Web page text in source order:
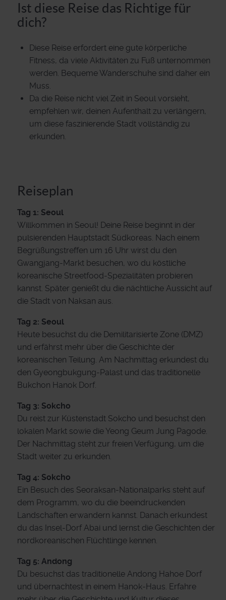
Ist diese Reise das Richtige für
dich?
Diese Reise erfordert eine gute körperliche
Fitness, da viele Aktivitäten zu Fuß unternommen
werden. Bequeme Wanderschuhe sind daher ein
Muss.
Da die Reise nicht viel Zeit in Seoul vorsieht,
empfehlen wir, deinen Aufenthalt zu verlängern,
um diese faszinierende Stadt vollständig zu
erkunden.
Reiseplan
Tag 1: Seoul
Willkommen in Seoul! Deine Reise beginnt in der
pulsierenden Hauptstadt Südkoreas. Nach einem
Begrüßungstreffen um 16 Uhr wirst du den
Gwangjang-Markt besuchen, wo du köstliche
koreanische Streetfood-Spezialitäten probieren
kannst. Später genießt du die nächtliche Aussicht auf
die Stadt von Naksan aus.
Tag 2: Seoul
Heute besuchst du die Demilitarisierte Zone (DMZ)
und erfährst mehr über die Geschichte der
koreanischen Teilung. Am Nachmittag erkundest du
den Gyeongbukgung-Palast und das traditionelle
Bukchon Hanok Dorf.
Tag 3: Sokcho
Du reist zur Küstenstadt Sokcho und besuchst den
lokalen Markt sowie die Yeong Geum Jung Pagode.
Der Nachmittag steht zur freien Verfügung, um die
Stadt weiter zu erkunden.
Tag 4: Sokcho
Ein Besuch des Seoraksan-Nationalparks steht auf
dem Programm, wo du die beeindruckenden
Landschaften erwandern kannst. Danach erkundest
du das Insel-Dorf Abai und lernst die Geschichten der
nordkoreanischen Flüchtlinge kennen.
Tag 5: Andong
Du besuchst das traditionelle Andong Hahoe Dorf
und übernachtest in einem Hanok-Haus. Erfahre